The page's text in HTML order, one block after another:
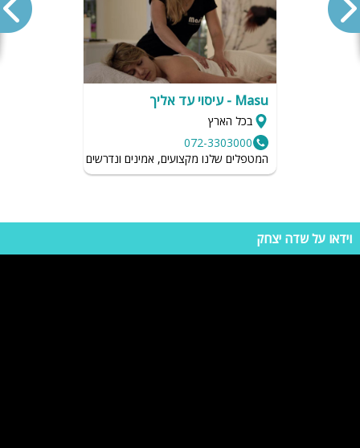
Masu - עיסוי עד אליך
בכל הארץ
072-3303000
המטפלים שלנו מקצועים, אמינים ונדרשים לשמור על רמת
וידאו על שדה יצחק